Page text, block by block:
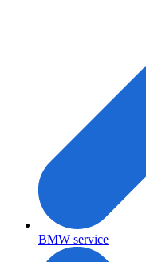
BMW service